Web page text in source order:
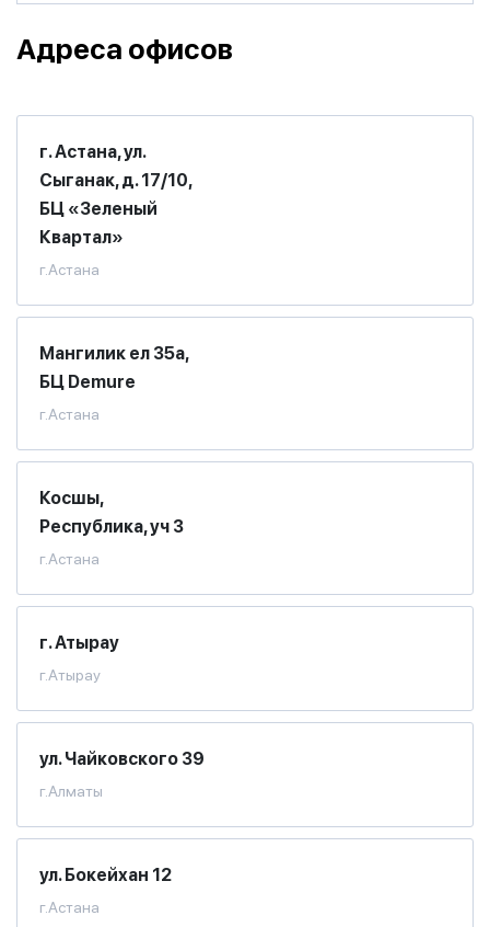
Адреса офисов
г. Астана, ул.
Сыганак, д. 17/10,
БЦ «Зеленый
Квартал»
г.Астана
Мангилик ел 35а,
БЦ Demure
г.Астана
Косшы,
Республика, уч 3
г.Астана
г. Атырау
г.Атырау
ул. Чайковского 39
г.Алматы
ул. Бокейхан 12
г.Астана